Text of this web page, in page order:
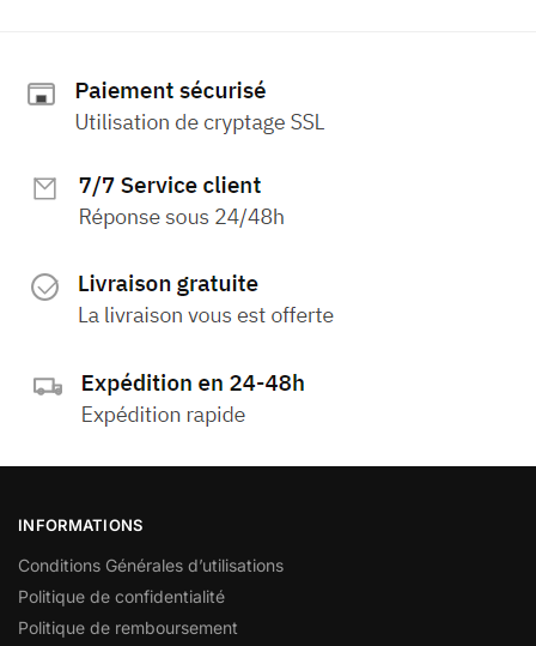
INFORMATIONS
Conditions Générales d’utilisations
Politique de confidentialité
Politique de remboursement